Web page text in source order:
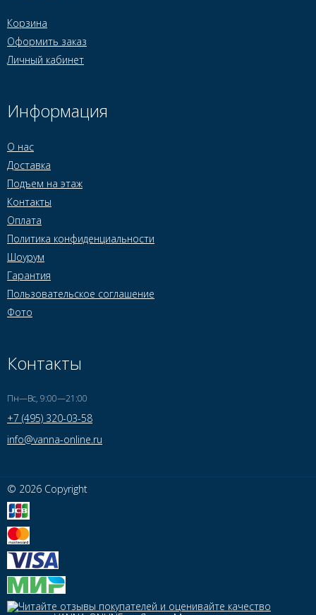
Корзина
Оформить заказ
Личный кабинет
Информация
О нас
Доставка
Подъем на этаж
Контакты
Оплата
Политика конфиденциальности
Шоурум
Гарантия
Пользовательское соглашение
Фото
Контакты
Пн—Вс, 9:00—21:00
+7 (495) 320-03-58
info@vanna-online.ru
© 2026 Copyright